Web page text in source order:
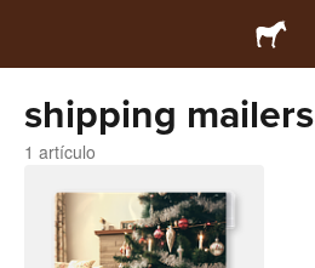
shipping mailers
1 artículo